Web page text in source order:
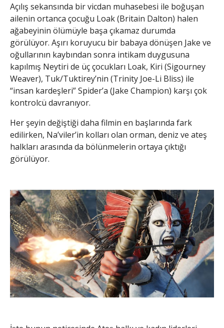
Açılış sekansında bir vicdan muhasebesi ile boğuşan
ailenin ortanca çocuğu Loak (Britain Dalton) halen
ağabeyinin ölümüyle başa çıkamaz durumda
görülüyor. Aşırı koruyucu bir babaya dönüşen Jake ve
oğullarının kaybından sonra intikam duygusuna
kapılmış Neytiri de üç çocukları Loak, Kiri (Sigourney
Weaver), Tuk/Tuktirey’nin (Trinity Joe-Li Bliss) ile
“insan kardeşleri” Spider’a (Jake Champion) karşı çok
kontrolcü davranıyor.
Her şeyin değiştiği daha filmin en başlarında fark
edilirken, Na’viler’in kolları olan orman, deniz ve ateş
halkları arasında da bölünmelerin ortaya çıktığı
görülüyor.